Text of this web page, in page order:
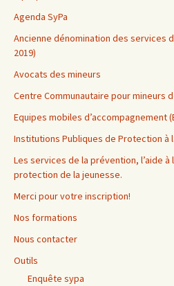
Agenda SyPa
Ancienne dénomination des services
2019)
Avocats des mineurs
Centre Communautaire pour mineurs
Equipes mobiles d’accompagnement
Institutions Publiques de Protection à
Les services de la prévention, l’aide à
protection de la jeunesse.
Merci pour votre inscription!
Nos formations
Nous contacter
Outils
Enquête sypa